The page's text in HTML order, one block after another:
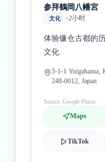
参拜鶴岡八幡宮
文化 •2小时
体验镰仓古都的
文化
3-1-1 Yuigahama,
248-0012, Japan
Source: Google Places
Maps
TikTok